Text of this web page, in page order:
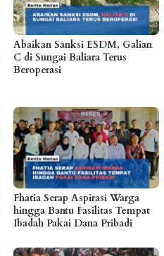
Abaikan Sanksi ESDM, Galian
C di Sungai Baliara Terus
Beroperasi
Fhatia Serap Aspirasi Warga
hingga Bantu Fasilitas Tempat
Ibadah Pakai Dana Pribadi